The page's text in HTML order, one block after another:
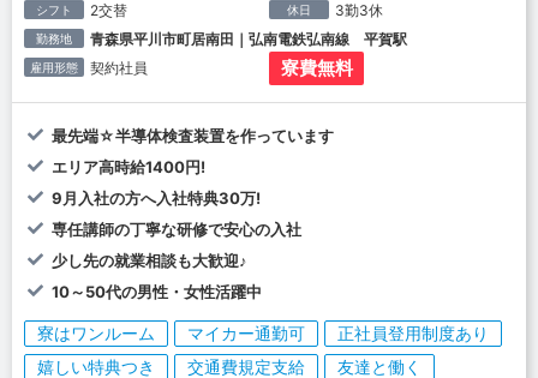
シフト 2交替 休日 3勤3休
勤務地 青森県平川市町居南田｜弘南電鉄弘南線 平賀駅
雇用形態 契約社員 寮費無料
最先端☆半導体検査装置を作っています
エリア高時給1400円!
9月入社の方へ入社特典30万!
専任講師の丁寧な研修で安心の入社
少し先の就業相談も大歓迎♪
10～50代の男性・女性活躍中
寮はワンルーム マイカー通勤可
正社員登用制度あり
嬉しい特典つき
交通費規定支給
友達と働く